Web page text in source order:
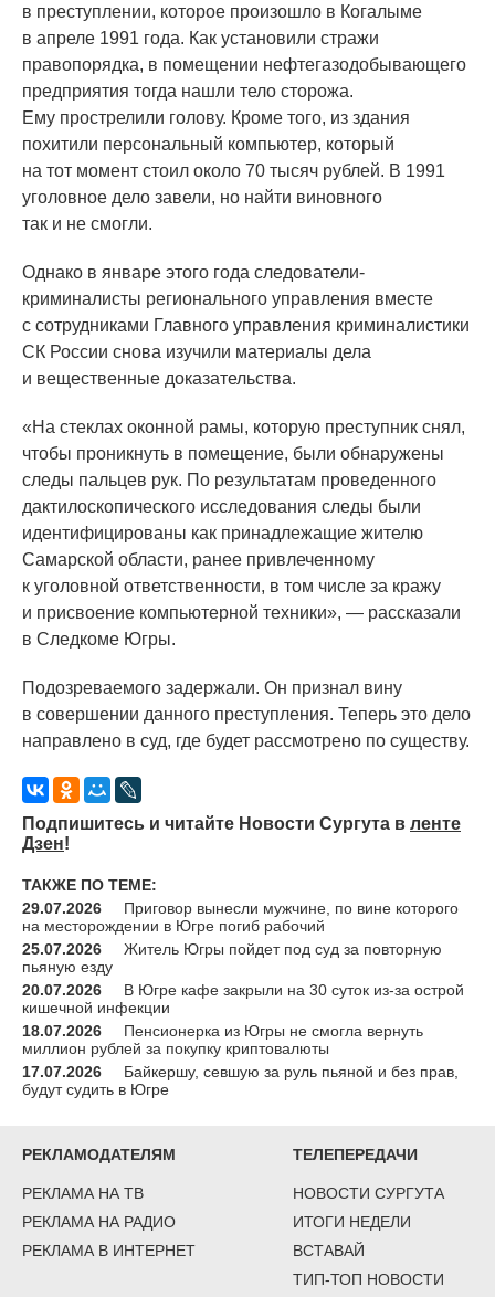
в преступлении, которое произошло в Когалыме
в апреле 1991 года. Как установили стражи
правопорядка, в помещении нефтегазодобывающего
предприятия тогда нашли тело сторожа.
Ему прострелили голову. Кроме того, из здания
похитили персональный компьютер, который
на тот момент стоил около 70 тысяч рублей. В 1991
уголовное дело завели, но найти виновного
так и не смогли.
Однако в январе этого года следователи-
криминалисты регионального управления вместе
с сотрудниками Главного управления криминалистики
СК России снова изучили материалы дела
и вещественные доказательства.
«На стеклах оконной рамы, которую преступник снял,
чтобы проникнуть в помещение, были обнаружены
следы пальцев рук. По результатам проведенного
дактилоскопического исследования следы были
идентифицированы как принадлежащие жителю
Самарской области, ранее привлеченному
к уголовной ответственности, в том числе за кражу
и присвоение компьютерной техники», — рассказали
в Следкоме Югры.
Подозреваемого задержали. Он признал вину
в совершении данного преступления. Теперь это дело
направлено в суд, где будет рассмотрено по существу.
Подпишитесь и читайте Новости Сургута в ленте
Дзен!
ТАКЖЕ ПО ТЕМЕ:
29.07.2026
Приговор вынесли мужчине, по вине которого
на месторождении в Югре погиб рабочий
25.07.2026
Житель Югры пойдет под суд за повторную
пьяную езду
20.07.2026
В Югре кафе закрыли на 30 суток из-за острой
кишечной инфекции
18.07.2026
Пенсионерка из Югры не смогла вернуть
миллион рублей за покупку криптовалюты
17.07.2026
Байкершу, севшую за руль пьяной и без прав,
будут судить в Югре
РЕКЛАМОДАТЕЛЯМ
РЕКЛАМА НА ТВ
РЕКЛАМА НА РАДИО
РЕКЛАМА В ИНТЕРНЕТ
ТЕЛЕПЕРЕДАЧИ
НОВОСТИ СУРГУТА
ИТОГИ НЕДЕЛИ
ВСТАВАЙ
ТИП-ТОП НОВОСТИ